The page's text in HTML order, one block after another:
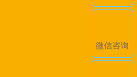
微信咨询